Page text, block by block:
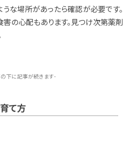
うな場所があったら確認が必要です。
害の心配もあります。見つけ次第薬剤
下に記事が続きます-
て方